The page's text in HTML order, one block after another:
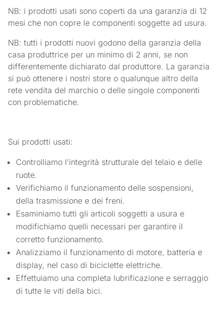
NB: i prodotti usati sono coperti da una garanzia di 12
mesi che non copre le componenti soggette ad usura.
NB: tutti i prodotti nuovi godono della garanzia della
casa produttrice per un minimo di 2 anni, se non
differentemente dichiarato dal produttore. La garanzia
si può ottenere i nostri store o qualunque altro della
rete vendita del marchio o delle singole componenti
con problematiche.
Sui prodotti usati:
Controlliamo l’integrità strutturale del telaio e delle
ruote.
Verifichiamo il funzionamento delle sospensioni,
della trasmissione e dei freni.
Esaminiamo tutti gli articoli soggetti a usura e
modifichiamo quelli necessari per garantire il
corretto funzionamento.
Analizziamo il funzionamento di motore, batteria e
display, nel caso di biciclette elettriche.
Effettuiamo una completa lubrificazione e serraggio
di tutte le viti della bici.